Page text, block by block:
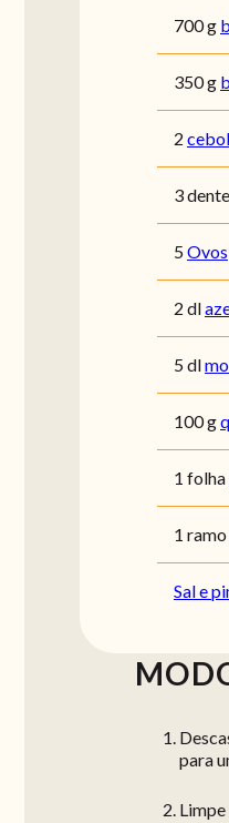
700 g
350 g
2
3
5Ovos
2 dl
5 dl
100 g
1 folha
1 ramo
Sal e
para